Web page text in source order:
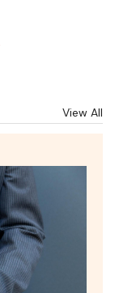
View All